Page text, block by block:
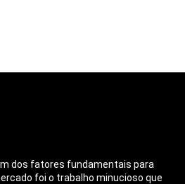
dos fatores fundamentais para
foi o trabalho minucioso que